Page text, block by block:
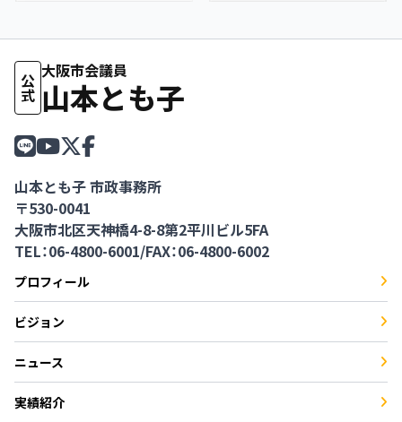
公式
大阪市会議員
山本とも子
山本とも子 市政事務所
〒530-0041
大阪市北区天神橋4-8-8第2平川ビル5FA
TEL：06-4800-6001/FAX：06-4800-6002
プロフィール
ビジョン
ニュース
実績紹介